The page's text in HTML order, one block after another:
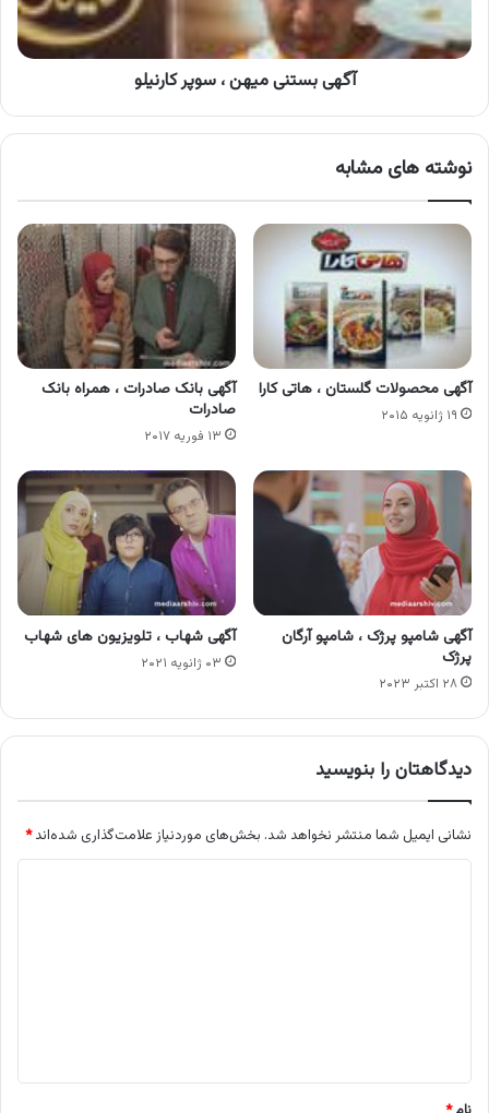
آگهی بستنی میهن ، سوپر کارنیلو
نوشته های مشابه
آگهی محصولات گلستان ، هاتی کارا
۱۹ ژانویه ۲۰۱۵
آگهی بانک صادرات ، همراه بانک
صادرات
۱۳ فوریه ۲۰۱۷
آگهی شامپو پرژک ، شامپو آرگان
پرژک
۲۸ اکتبر ۲۰۲۳
آگهی شهاب ، تلویزیون های شهاب
۰۳ ژانویه ۲۰۲۱
دیدگاهتان را بنویسید
نشانی ایمیل شما منتشر نخواهد شد. بخش‌های موردنیاز علامت‌گذاری شده‌اند*